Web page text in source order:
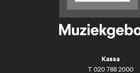
Kassa
T 020 788 2000